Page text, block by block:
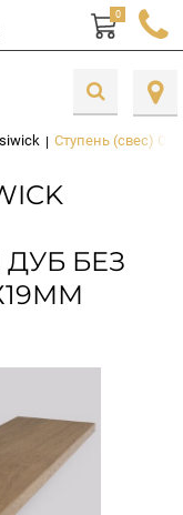
0
| Ступень (свес)
БЕЗ